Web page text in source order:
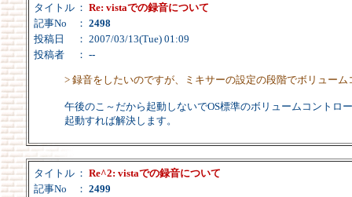
タイトル ： Re: vistaでの録音について
記事No
： 2498
投稿日
： 2007/03/13(Tue) 01:09
投稿者
： --
> 録音をしたいのですが、ミキサーの設定の段階でボリュー
午後のこ～だから起動しないでOS標準のボリュームコントロ
起動すれば解決します。
タイトル ： Re^2: vistaでの録音について
記事No
： 2499